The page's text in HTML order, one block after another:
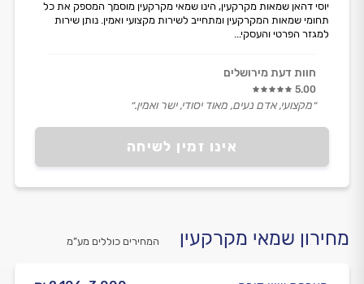
אינו זמין לשיחה
יוסי דהאן שמאות מקרקעין, הינו שמאי מקרקעין מוסמך המספק את כל
תחומי שמאות המקרקעין ומתחייב לשירות מקצועי ואמין. נותן שירות
למגזר הפרטי והעסקי...
חוות דעת מירושלים
5.00
״מקצועי, אדם נעים, מאוד יסודי, ישר ואמין.״
מחירון שמאי מקרקעין המחירים כוללים מע”מ